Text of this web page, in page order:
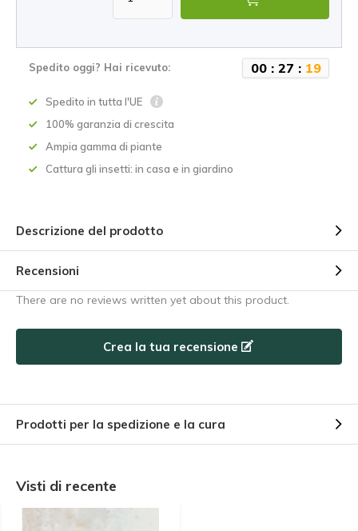
Spedito oggi? Hai ricevuto: 00: 27 : 19
Spedito in tutta l'UE
100% garanzia di crescita
Ampia gamma di piante
Cattura gli insetti: in casa e in giardino
Descrizione del prodotto
Recensioni
There are no reviews written yet about this product.
Crea la tua recensione
Prodotti per la spedizione e la cura
Visti di recente